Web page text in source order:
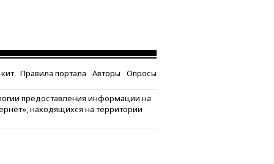
Правила портала Авторы Опросы
предоставления информации на
находящихся на территории